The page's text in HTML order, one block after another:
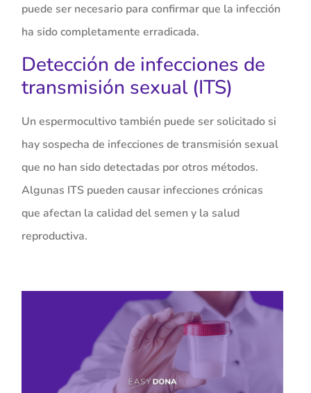
puede ser necesario para confirmar que la infección
ha sido completamente erradicada.
Detección de infecciones de
transmisión sexual (ITS)
Un espermocultivo también puede ser solicitado si
hay sospecha de infecciones de transmisión sexual
que no han sido detectadas por otros métodos.
Algunas ITS pueden causar infecciones crónicas
que afectan la calidad del semen y la salud
reproductiva.